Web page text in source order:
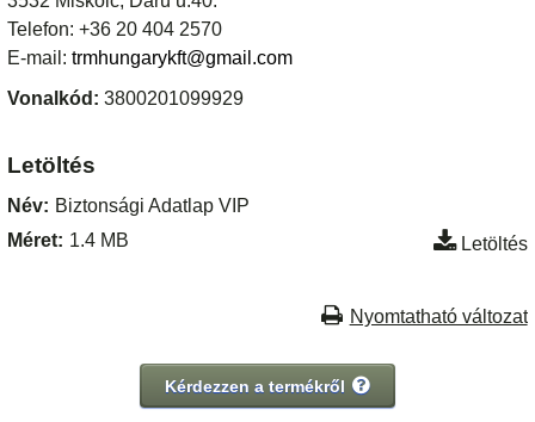
Telefon: +36 20 404 2570
E-mail:trmhungarykft@gmail.com
Vonalkód: 3800201099929
Letöltés
Név: Biztonsági Adatlap VIP
Méret: 1.4 MB Letöltés
Nyomtatható változat
Kérdezzen a termékről